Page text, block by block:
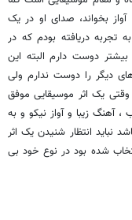
بخواند، صدای او در یک
دریافته بودم که در
دوست دارم البته این
دیگر را دوست ندارم ولی
یک اثر موسیقایی موفق
زیبا و آواز نیکو و به
نباید انتظار شنیدن یک اثر
شده بود در نوع خود بی